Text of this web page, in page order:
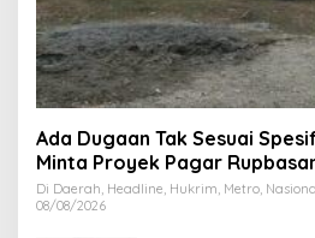
Ada Dugaan Tak Sesuai
Minta Proyek Pagar
Dihentikan
Di Daerah, Headline, Hukrim, Metro,
08/08/2026